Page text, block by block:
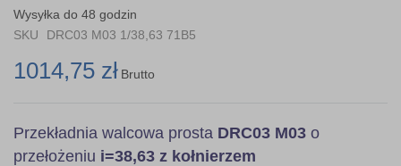
the
images
Wysyłka do 48 godzin
SKU
DRC03 M03 1/38,63 71B5
1014,75 zł Brutto
Przekładnia walcowa prosta DRC03 M03 o
przełożeniu i=38,63 z kołnierzem